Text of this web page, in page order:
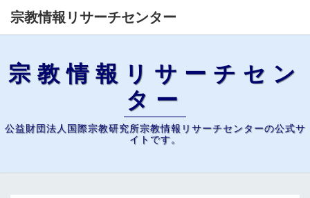
宗教情報リサーチセンター
宗教情報リサーチセン
ター
公益財団法人国際宗教研究所宗教情報リサーチセンターの公式サ
イトです。